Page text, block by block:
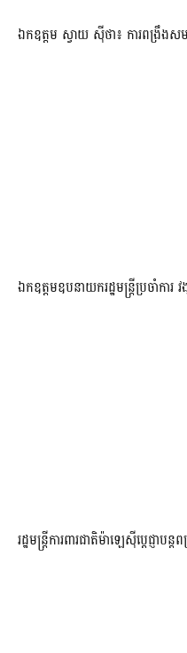
ឯកឧត្តម ស្វាយ ស៊ីថា៖ ការពង្រឹងសម
ឯកឧត្តមឧបនាយករដ្ឋមន្រ្តីប្រចាំកា
រដ្ឋមន្ត្រីការពារជាតិម៉ាឡេស៊ីប្ដេជ្ញាប